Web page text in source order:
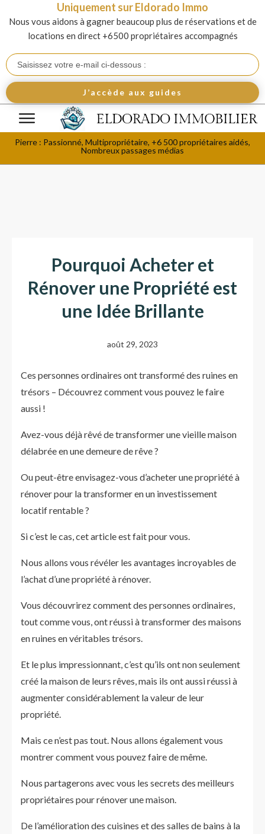
Uniquement sur Eldorado Immo
Nous vous aidons à gagner beaucoup plus de réservations et de
locations en direct +6500 propriétaires accompagnés
J’accède aux guides
Pierre : Passionné, Multipropriétaire, +6 500 propriétaires aidés,
Nombreux passages médias
Pourquoi Acheter et
Rénover une Propriété est
une Idée Brillante
août 29, 2023
Ces personnes ordinaires ont transformé des ruines en
trésors – Découvrez comment vous pouvez le faire
aussi !
Avez-vous déjà rêvé de transformer une vieille maison
délabrée en une demeure de rêve ?
Ou peut-être envisagez-vous d’acheter une propriété à
rénover pour la transformer en un investissement
locatif rentable ?
Si c’est le cas, cet article est fait pour vous.
Nous allons vous révéler les avantages incroyables de
l’achat d’une propriété à rénover.
Vous découvrirez comment des personnes ordinaires,
tout comme vous, ont réussi à transformer des maisons
en ruines en véritables trésors.
Et le plus impressionnant, c’est qu’ils ont non seulement
créé la maison de leurs rêves, mais ils ont aussi réussi à
augmenter considérablement la valeur de leur
propriété.
Mais ce n’est pas tout. Nous allons également vous
montrer comment vous pouvez faire de même.
Nous partagerons avec vous les secrets des meilleurs
propriétaires pour rénover une maison.
De l’amélioration des cuisines et des salles de bains à la